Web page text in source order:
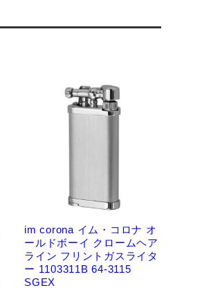
im corona イム・コロナ オ
ールドボーイ クロームヘア
ライン フリントガスライタ
ー 1103311B 64-3115
SGEX